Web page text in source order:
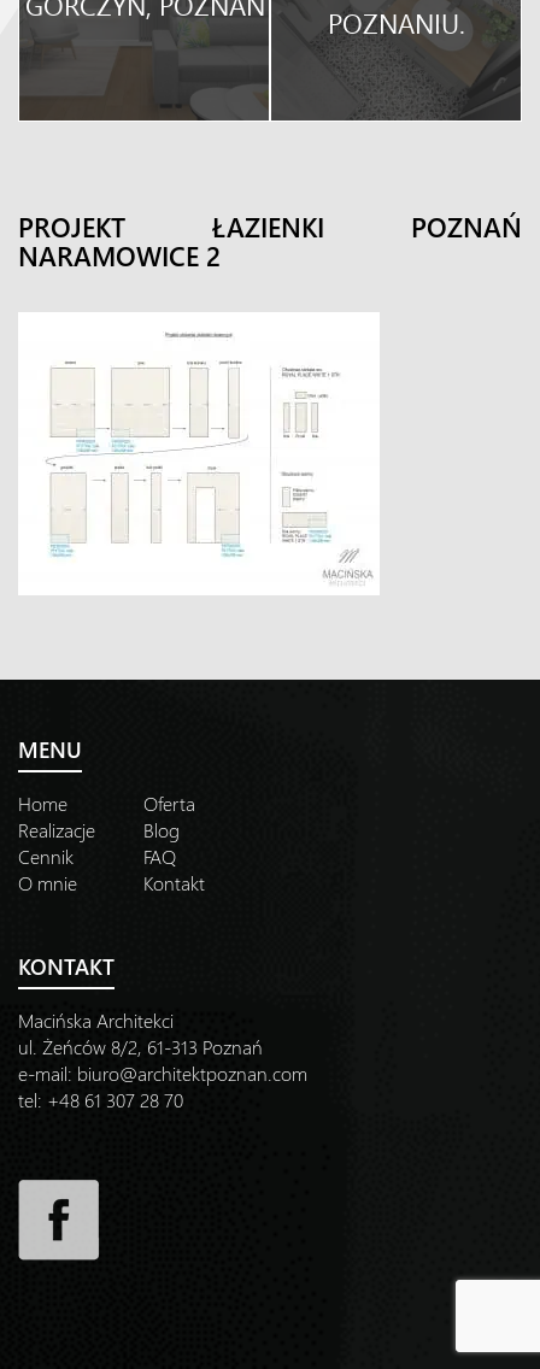
POZNANIU.
PROJEKT ŁAZIENKI POZNAŃ
NARAMOWICE 2
MENU
Home
Oferta
Realizacje
Blog
Cennik
FAQ
O mnie
Kontakt
KONTAKT
Macińska Architekci
ul. Żeńców 8/2, 61-313 Poznań
e-mail: biuro@architektpoznan.com
tel: +48 61 307 28 70